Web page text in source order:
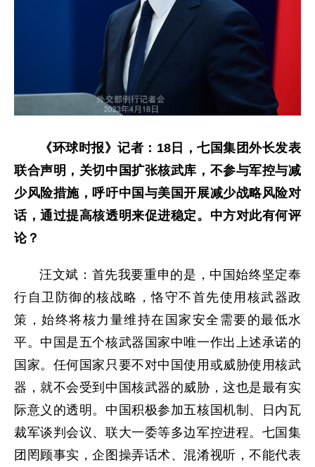
《环球时报》记者：18日，七国集团外长发表
联合声明，关切中国扩张核武库，不参与军控与减
少风险措施，呼吁中国与美国开展减少战略风险对
话，通过提高核透明来促进稳定。中方对此有何评
论？
汪文斌：首先我要重申的是，中国始终坚定奉
行自卫防御的核战略，恪守不首先使用核武器政
策，始终将核力量维持在国家安全需要的最低水
平。中国是五个核武器国家中唯一作出上述承诺的
国家。任何国家只要不对中国使用或威胁使用核武
器，就不会受到中国核武器的威胁，这也是最有实
际意义的透明。中国积极参加五核国机制、日内瓦
裁军谈判会议、联大一委等多边军控进程。七国集
团罔顾事实，企图操弄话术、混淆视听，不能代表